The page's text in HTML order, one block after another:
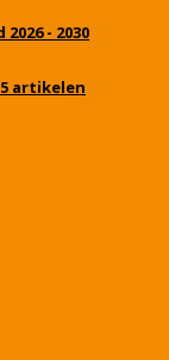
- 2030
artikelen